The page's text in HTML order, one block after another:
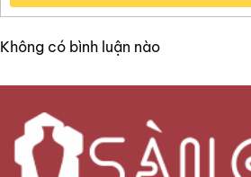
Không có bình luận nào